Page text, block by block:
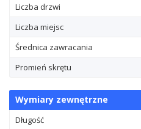
Liczba drzwi
Liczba miejsc
Średnica zawracania
Promień skrętu
Wymiary zewnętrzne
Długość